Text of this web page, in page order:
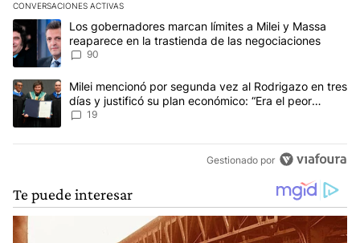
CONVERSACIONES ACTIVAS
Este listado muestra los artículos con más comentarios en los
Un artículo de tendencia con el título "Los gobernadores
Los gobernadores marcan límites a Milei y Massa
reaparece en la trastienda de las negociaciones
90
Un artículo de tendencia con el título "Milei mencionó por
Milei mencionó por segunda vez al Rodrigazo en tres
días y justificó su plan económico: “Era el peor
escenario posible”
19
Gestionado por